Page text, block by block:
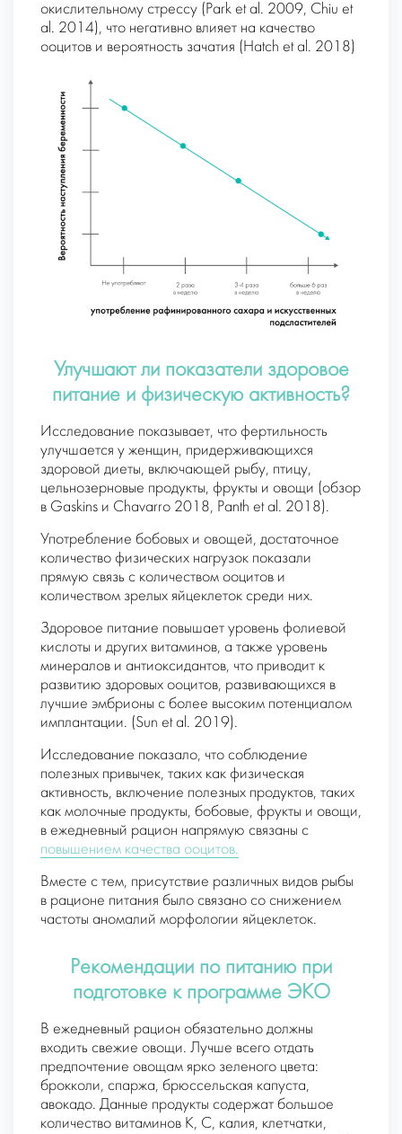
окислительному стрессу (Park et al. 2009, Chiu et
al. 2014), что негативно влияет на качество
ооцитов и вероятность зачатия (Hatch et al. 2018)
Улучшают ли показатели здоровое
питание и физическую активность?
Исследование показывает, что фертильность
улучшается у женщин, придерживающихся
здоровой диеты, включающей рыбу, птицу,
цельнозерновые продукты, фрукты и овощи (обзор
в Gaskins и Chavarro 2018, Panth et al. 2018).
Употребление бобовых и овощей, достаточное
количество физических нагрузок показали
прямую связь с количеством ооцитов и
количеством зрелых яйцеклеток среди них.
Здоровое питание повышает уровень фолиевой
кислоты и других витаминов, а также уровень
минералов и антиоксидантов, что приводит к
развитию здоровых ооцитов, развивающихся в
лучшие эмбрионы с более высоким потенциалом
имплантации. (Sun et al. 2019).
Исследование показало, что соблюдение
полезных привычек, таких как физическая
активность, включение полезных продуктов, таких
как молочные продукты, бобовые, фрукты и овощи,
в ежедневный рацион напрямую связаны с
повышением качества ооцитов.
Вместе с тем, присутствие различных видов рыбы
в рационе питания было связано со снижением
частоты аномалий морфологии яйцеклеток.
Рекомендации по питанию при
подготовке к программе ЭКО
В ежедневный рацион обязательно должны
входить свежие овощи. Лучше всего отдать
предпочтение овощам ярко зеленого цвета:
брокколи, спаржа, брюссельская капуста,
авокадо. Данные продукты содержат большое
количество витаминов К, С, калия, клетчатки,